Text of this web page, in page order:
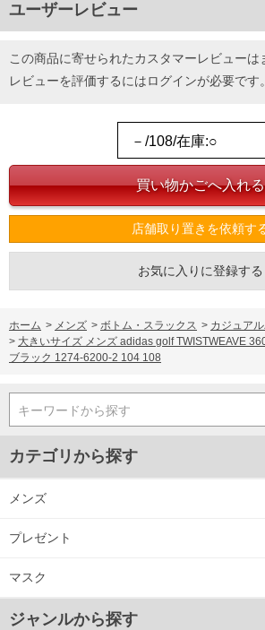
ユーザーレビュー
この商品に寄せられたカスタマーレビューは
レビューを評価するにはログインが必要です。
店舗取り置きを依頼す
お気に入りに登録する
ホーム > メンズ > ボトム・スラックス > カジュア
> 大きいサイズ メンズ adidas golf TWISTWEAVE
ブラック 1274-6200-2 104 108
キーワードから探す
カテゴリから探す
メンズ
プレゼント
マスク
ジャンルから探す